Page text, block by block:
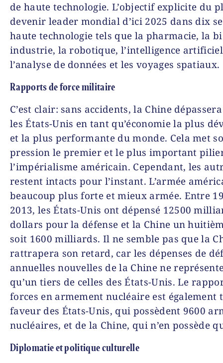
de haute technologie. L’objectif explicite du
devenir leader mondial d’ici 2025 dans dix
haute technologie tels que la pharmacie, la
industrie, la robotique, l’intelligence
l’analyse de données et les voyages spatiaux.
Rapports de force militaire
C’est clair: sans accidents, la Chine
les États-Unis en tant qu’économie la plus
et la plus performante du monde. Cela met
pression le premier et le plus important
l’impérialisme américain. Cependant, les
restent intacts pour l’instant. L’armée
beaucoup plus forte et mieux armée. Entre
2013, les États-Unis ont dépensé 12500
dollars pour la défense et la Chine un
soit 1600 milliards. Il ne semble pas que la
rattrapera son retard, car les dépenses de
annuelles nouvelles de la Chine ne
qu’un tiers de celles des États-Unis. Le
forces en armement nucléaire est également
faveur des États-Unis, qui possèdent 9600
nucléaires, et de la Chine, qui n’en possède
Diplomatie et politique culturelle